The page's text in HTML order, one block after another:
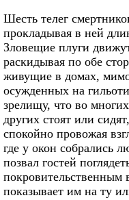
Шесть телег
прокладывая в ней
Зловещие плуги
раскидывая по обе
живущие в домах,
осужденных на
зрелищу, что во
других стоят или
спокойно провожая
где у окон собрались
позвал гостей
покровительственным
показывает им на ту